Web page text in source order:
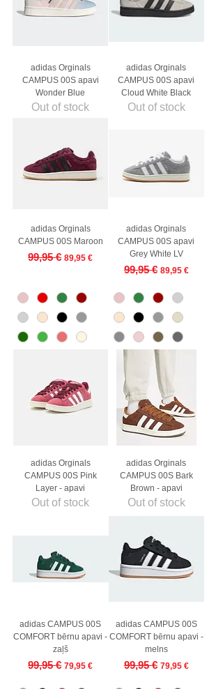
adidas Orginals
CAMPUS 00S apavi
Wonder Blue
Out of stock
adidas Orginals
CAMPUS 00S apavi
Cloud White Black
Out of stock
adidas Orginals
CAMPUS 00S Maroon
Regular Price
99,95 € Sale Price
89,95 €
adidas Orginals
CAMPUS 00S apavi
Grey White LV
Regular Price
99,95 € Sale Price
89,95 €
adidas Orginals
CAMPUS 00S Pink
Layer - apavi
Out of stock
adidas Orginals
CAMPUS 00S Bark
Brown - apavi
Out of stock
adidas CAMPUS 00S
COMFORT bērnu apavi -
zaļš
Regular Price
99,95 € Sale Price
79,95 €
adidas CAMPUS 00S
COMFORT bērnu apavi -
melns
Regular Price
99,95 € Sale Price
79,95 €